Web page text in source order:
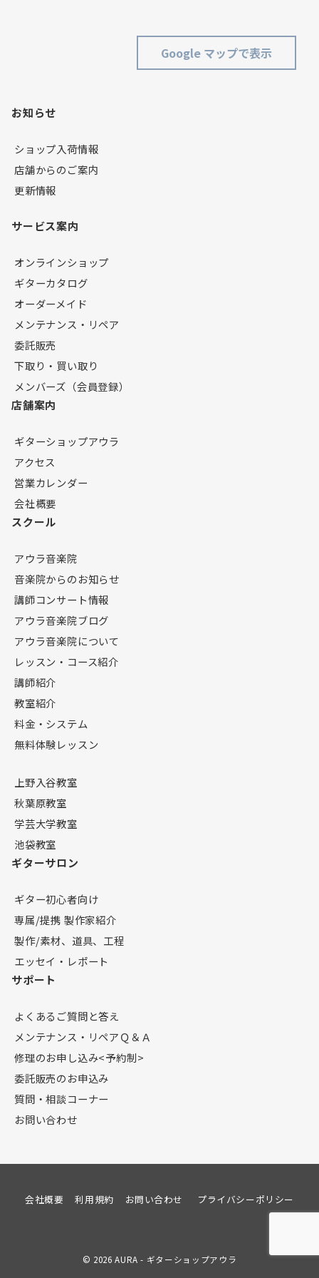
Google マップで表示
お知らせ
ショップ入荷情報
店舗からのご案内
更新情報
サービス案内
オンラインショップ
ギターカタログ
オーダーメイド
メンテナンス・リペア
委託販売
下取り・買い取り
メンバーズ（会員登録）
店舗案内
ギターショップアウラ
アクセス
営業カレンダー
会社概要
スクール
アウラ音楽院
音楽院からのお知らせ
講師コンサート情報
アウラ音楽院ブログ
アウラ音楽院について
レッスン・コース紹介
講師紹介
教室紹介
料金・システム
無料体験レッスン
上野入谷教室
秋葉原教室
学芸大学教室
池袋教室
ギターサロン
ギター初心者向け
専属/提携 製作家紹介
製作/素材、道具、工程
エッセイ・レポート
サポート
よくあるご質問と答え
メンテナンス・リペアＱ＆Ａ
修理のお申し込み<予約制>
委託販売のお申込み
質問・相談コーナー
お問い合わせ
会社概要 利用規約 お問い合わせ プライバシーポリシー
© 2026AURA - ギターショップアウラ